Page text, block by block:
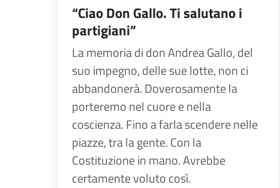
“Ciao Don Gallo. Ti salutano i
partigiani”
La memoria di don Andrea Gallo, del
suo impegno, delle sue lotte, non ci
abbandonerà. Doverosamente la
porteremo nel cuore e nella
coscienza. Fino a farla scendere nelle
piazze, tra la gente. Con la
Costituzione in mano. Avrebbe
certamente voluto così.